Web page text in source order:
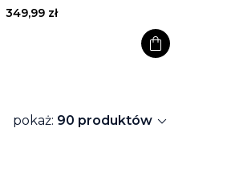
349,99 zł
shopping_bag
pokaż: 90 produktów expand_more